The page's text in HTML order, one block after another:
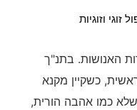
זוגי וזוגיות
האנושות. בתנ"ך
כשקיין מקנא
כמו אהבה הורית,